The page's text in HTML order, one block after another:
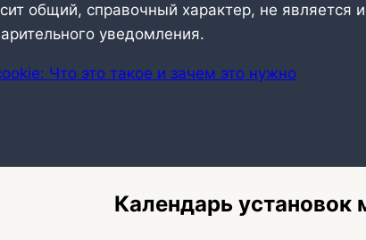
общий, справочный характер, не
уведомления.
Что это такое и зачем это нужно
Календарь